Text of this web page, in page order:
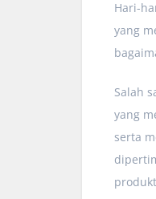
Hari-
yang
Salah
yang
serta